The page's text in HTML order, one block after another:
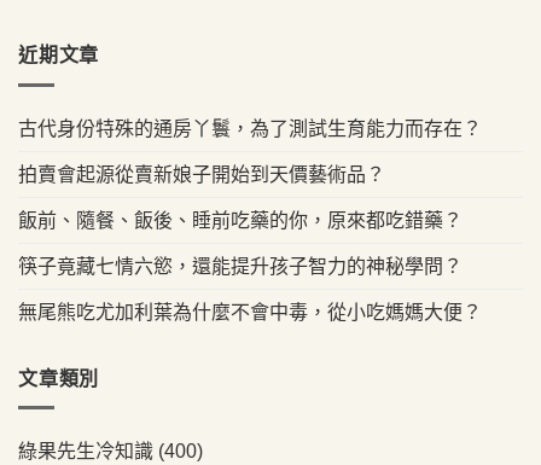
近期文章
古代身份特殊的通房丫鬟，為了測試生育能力而存在？
拍賣會起源從賣新娘子開始到天價藝術品？
飯前、隨餐、飯後、睡前吃藥的你，原來都吃錯藥？
筷子竟藏七情六慾，還能提升孩子智力的神秘學問？
無尾熊吃尤加利葉為什麼不會中毒，從小吃媽媽大便？
文章類別
綠果先生冷知識 (400)